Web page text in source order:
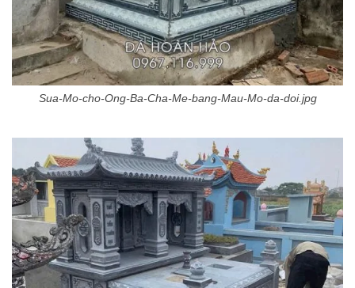
Sua-Mo-cho-Ong-Ba-Cha-Me-bang-Mau-Mo-da-doi.jpg